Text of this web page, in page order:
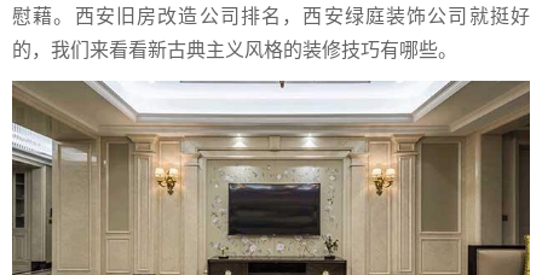
慰藉。西安旧房改造公司排名，西安绿庭装饰公司就挺好
的，我们来看看新古典主义风格的装修技巧有哪些。